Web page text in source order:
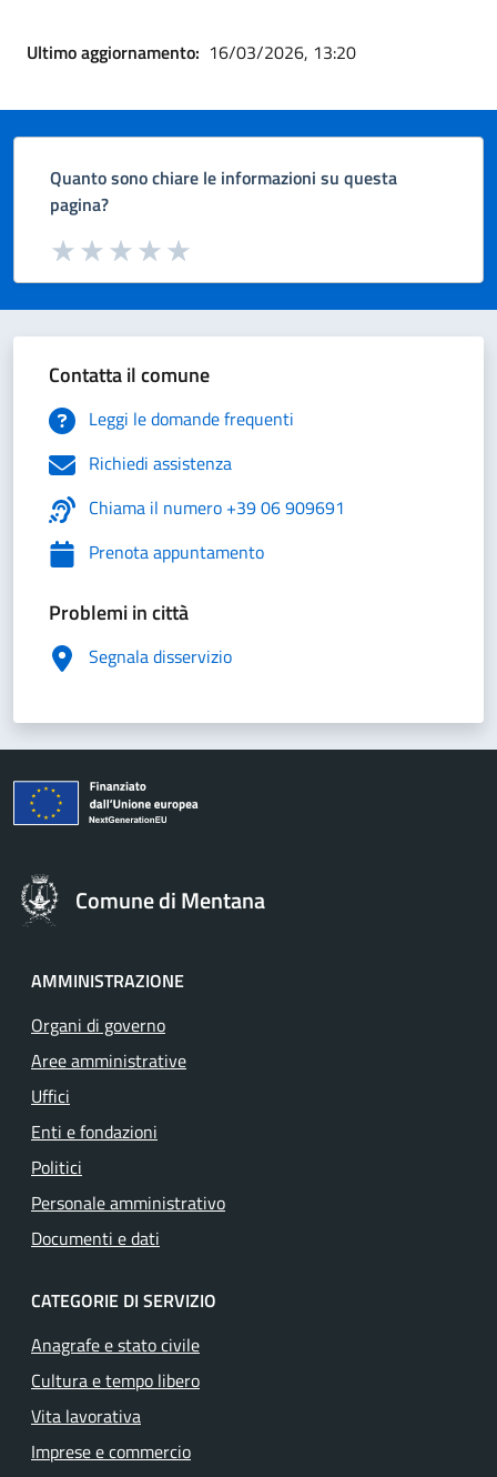
Ultimo aggiornamento: 16/03/2026, 13:20
Quanto sono chiare le informazioni su questa
pagina?
Valuta da 1 a 5 stelle la pagina
Valuta 5 stelle su 5
Valuta 4 stelle su 5
Valuta 3 stelle su 5
Valuta 2 stelle su 5
Valuta 1 stelle su 5
Contatta il comune
Leggi le domande frequenti
Richiedi assistenza
Chiama il numero +39 06 909691
Prenota appuntamento
Problemi in città
Segnala disservizio
Comune di Mentana
AMMINISTRAZIONE
Organi di governo
Aree amministrative
Uffici
Enti e fondazioni
Politici
Personale amministrativo
Documenti e dati
CATEGORIE DI SERVIZIO
Anagrafe e stato civile
Cultura e tempo libero
Vita lavorativa
Imprese e commercio